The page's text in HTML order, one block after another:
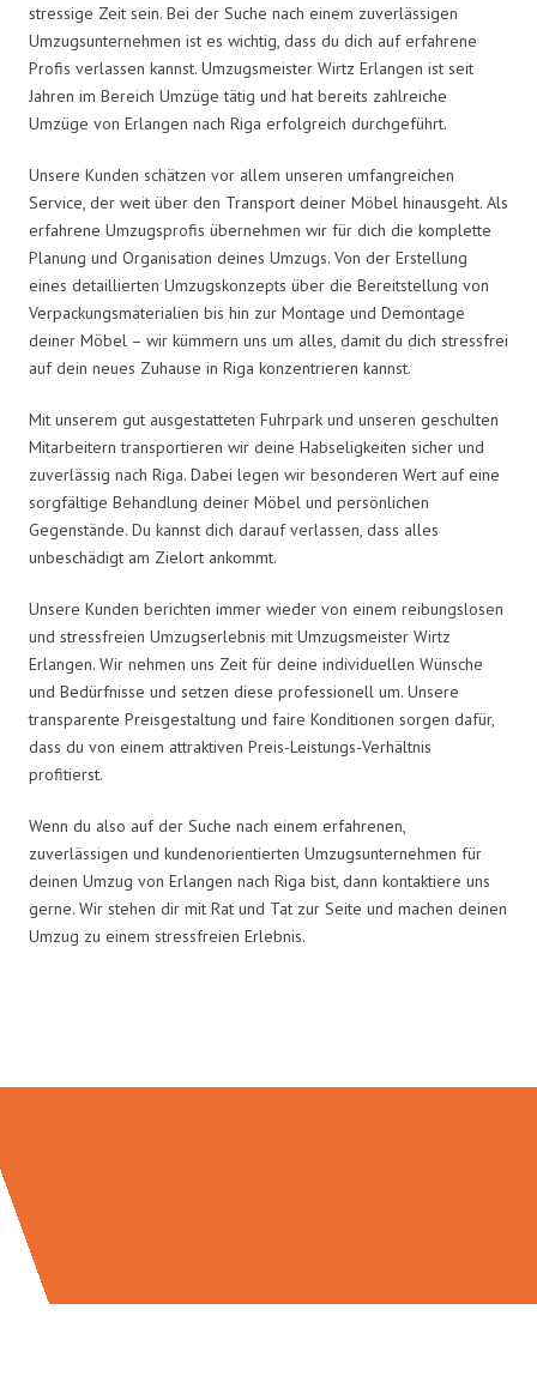
stressige Zeit sein. Bei der Suche nach einem zuverlässigen
Umzugsunternehmen ist es wichtig, dass du dich auf erfahrene
Profis verlassen kannst. Umzugsmeister Wirtz Erlangen ist seit
Jahren im Bereich Umzüge tätig und hat bereits zahlreiche
Umzüge von Erlangen nach Riga erfolgreich durchgeführt.
Unsere Kunden schätzen vor allem unseren umfangreichen
Service, der weit über den Transport deiner Möbel hinausgeht. Als
erfahrene Umzugsprofis übernehmen wir für dich die komplette
Planung und Organisation deines Umzugs. Von der Erstellung
eines detaillierten Umzugskonzepts über die Bereitstellung von
Verpackungsmaterialien bis hin zur Montage und Demontage
deiner Möbel – wir kümmern uns um alles, damit du dich stressfrei
auf dein neues Zuhause in Riga konzentrieren kannst.
Mit unserem gut ausgestatteten Fuhrpark und unseren geschulten
Mitarbeitern transportieren wir deine Habseligkeiten sicher und
zuverlässig nach Riga. Dabei legen wir besonderen Wert auf eine
sorgfältige Behandlung deiner Möbel und persönlichen
Gegenstände. Du kannst dich darauf verlassen, dass alles
unbeschädigt am Zielort ankommt.
Unsere Kunden berichten immer wieder von einem reibungslosen
und stressfreien Umzugserlebnis mit Umzugsmeister Wirtz
Erlangen. Wir nehmen uns Zeit für deine individuellen Wünsche
und Bedürfnisse und setzen diese professionell um. Unsere
transparente Preisgestaltung und faire Konditionen sorgen dafür,
dass du von einem attraktiven Preis-Leistungs-Verhältnis
profitierst.
Wenn du also auf der Suche nach einem erfahrenen,
zuverlässigen und kundenorientierten Umzugsunternehmen für
deinen Umzug von Erlangen nach Riga bist, dann kontaktiere uns
gerne. Wir stehen dir mit Rat und Tat zur Seite und machen deinen
Umzug zu einem stressfreien Erlebnis.